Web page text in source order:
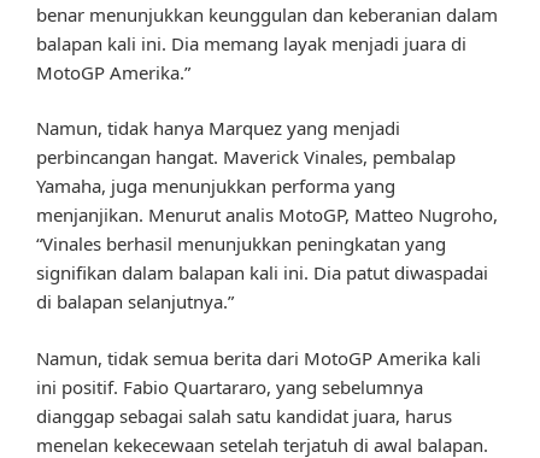
benar menunjukkan keunggulan dan keberanian dalam
balapan kali ini. Dia memang layak menjadi juara di
MotoGP Amerika.”
Namun, tidak hanya Marquez yang menjadi
perbincangan hangat. Maverick Vinales, pembalap
Yamaha, juga menunjukkan performa yang
menjanjikan. Menurut analis MotoGP, Matteo Nugroho,
“Vinales berhasil menunjukkan peningkatan yang
signifikan dalam balapan kali ini. Dia patut diwaspadai
di balapan selanjutnya.”
Namun, tidak semua berita dari MotoGP Amerika kali
ini positif. Fabio Quartararo, yang sebelumnya
dianggap sebagai salah satu kandidat juara, harus
menelan kekecewaan setelah terjatuh di awal balapan.